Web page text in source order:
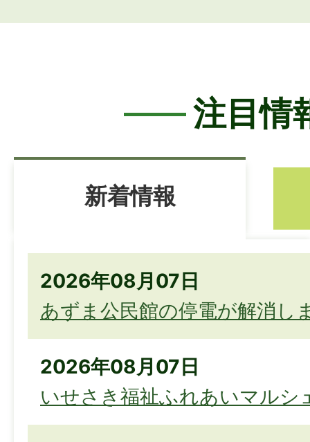
注目情
新着情報
新
2026年08月07日
あずま公民館の停電が解消し
2026年08月07日
いせさき福祉ふれあいマルシ